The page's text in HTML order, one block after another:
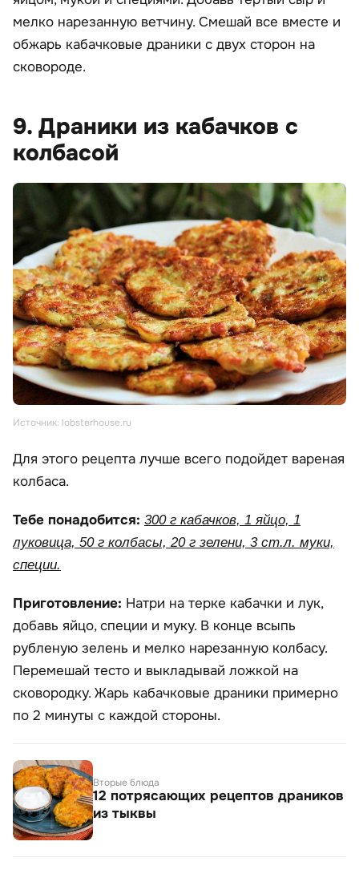
мелко нарезанную ветчину. Смешай все вместе и
обжарь кабачковые драники с двух сторон на
сковороде.
9. Драники из кабачков с
колбасой
Источник: lobsterhouse.ru
Для этого рецепта лучше всего подойдет вареная
колбаса.
Тебе понадобится: 300 г кабачков, 1 яйцо, 1
луковица, 50 г колбасы, 20 г зелени, 3 ст.л. муки,
специи.
Приготовление: Натри на терке кабачки и лук,
добавь яйцо, специи и муку. В конце всыпь
рубленую зелень и мелко нарезанную колбасу.
Перемешай тесто и выкладывай ложкой на
сковородку. Жарь кабачковые драники примерно
по 2 минуты с каждой стороны.
Вторые блюда
12 потрясающих рецептов драников
из тыквы